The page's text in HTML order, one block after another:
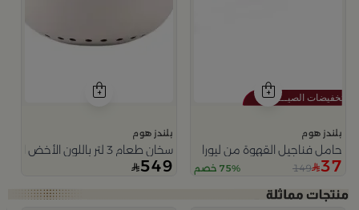
بلندز هوم
حامل فناجيل القهوة من ليورا
37
149 75% خصم
بلندز هوم
سخان طعام 3 لتر باللون الأخض الفاتح من ليورا
549